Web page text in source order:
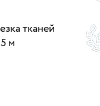
тканей
м